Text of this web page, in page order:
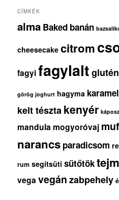
CÍMKÉK
alma Baked banán
cheesecake citrom
fagyifagylalt
görög joghurt hagyma
kelt tésztakenyér
mandula mogyoróvaj
narancs paradicsom
rum segítsüti sütőtök
vega vegánzabpehely